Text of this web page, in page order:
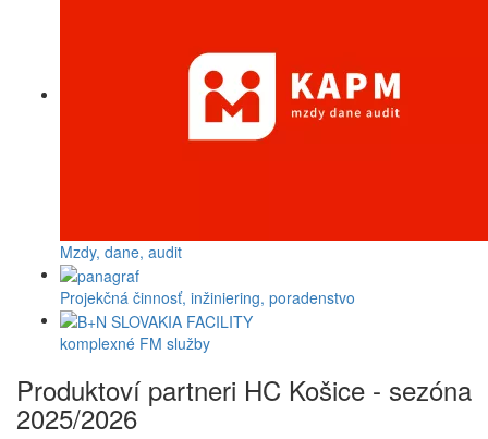
Mzdy, dane, audit
Projekčná činnosť, inžiniering, poradenstvo
komplexné FM služby
Produktoví partneri HC Košice - sezóna
2025/2026